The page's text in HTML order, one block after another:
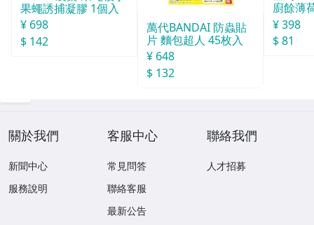
果蠅誘捕凝膠 1個入
¥ 698
$ 142
萬代BANDAI 防蟲貼
片 麵包超人 45枚入
¥ 648
$ 132
廚餘薄
30天分
¥ 398
$ 81
關於我們
新聞中心
服務說明
客服中心
常見問答
聯絡客服
最新公告
聯絡我們
人才招募